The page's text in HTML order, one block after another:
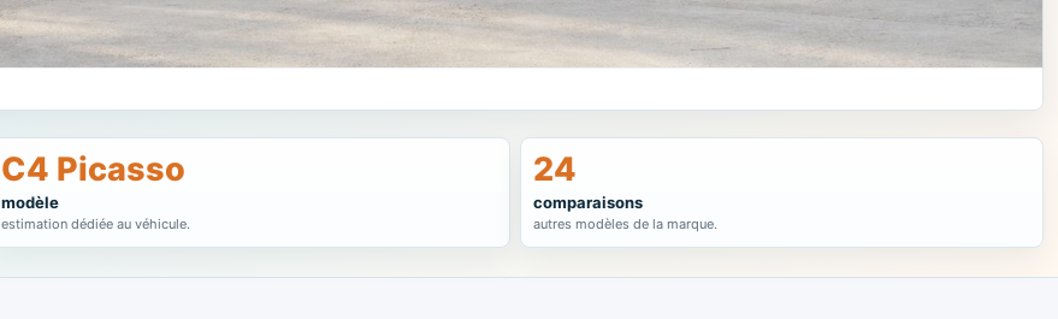
C4 Picasso
modèle
estimation dédiée au véhicule.
24
comparaisons
autres modèles de la marque.